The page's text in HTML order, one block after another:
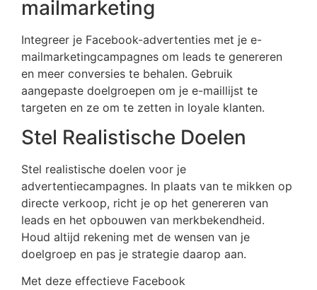
mailmarketing
Integreer je Facebook-advertenties met je e-
mailmarketingcampagnes om leads te genereren
en meer conversies te behalen. Gebruik
aangepaste doelgroepen om je e-maillijst te
targeten en ze om te zetten in loyale klanten.
Stel Realistische Doelen
Stel realistische doelen voor je
advertentiecampagnes. In plaats van te mikken op
directe verkoop, richt je op het genereren van
leads en het opbouwen van merkbekendheid.
Houd altijd rekening met de wensen van je
doelgroep en pas je strategie daarop aan.
Met deze effectieve Facebook